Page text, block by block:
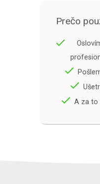
Prečo
done
done
done
done A za to